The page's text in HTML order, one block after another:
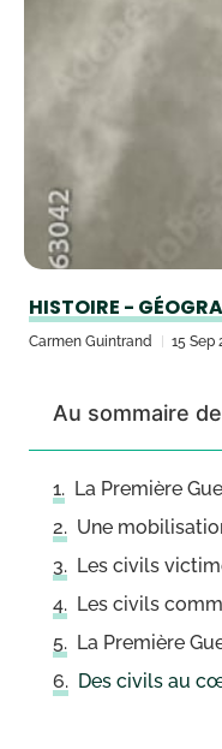
HISTOIRE -
Carmen Guintrand 15 Sep
Au sommaire
La Première
Une
Les civils
Les civils
La Première
Des civils au